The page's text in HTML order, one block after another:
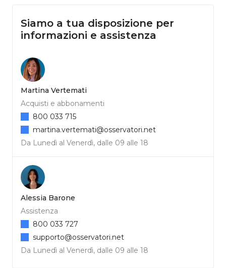
Siamo a tua disposizione per
informazioni e assistenza
Martina Vertemati
Acquisti e abbonamenti
Da Lunedì al Venerdì, dalle 09 alle 18
800 033 715
martina.vertemati@osservatori.net
Alessia Barone
Assistenza
Da Lunedì al Venerdì, dalle 09 alle 18
800 033 727
supporto@osservatori.net